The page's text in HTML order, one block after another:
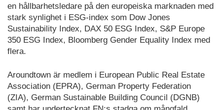
en hållbarhetsledare på den europeiska marknaden med
stark synlighet i ESG-index som Dow Jones
Sustainability Index, DAX 50 ESG Index, S&P Europe
350 ESG Index, Bloomberg Gender Equality Index med
flera.
Aroundtown är medlem i European Public Real Estate
Association (EPRA), German Property Federation
(ZIA), German Sustainable Building Council (DGNB)